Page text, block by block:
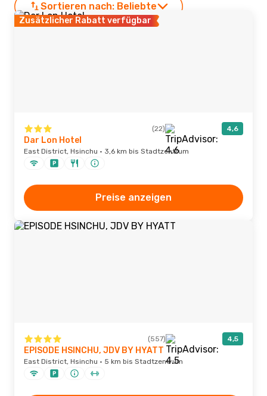
Sortieren nach: Beliebte
Zusätzlicher Rabatt verfügbar
(22) 4,6
Dar Lon Hotel
East District, Hsinchu · 3,6 km bis Stadtzentrum
Preise anzeigen
(557) 4,5
EPISODE HSINCHU, JDV BY HYATT
East District, Hsinchu · 5 km bis Stadtzentrum